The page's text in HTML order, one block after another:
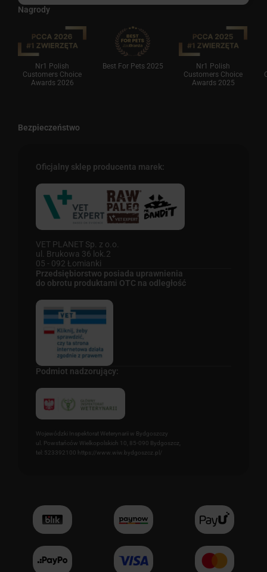
Nagrody
Nr1 Polish
Customers Choice
Awards 2026
Best For Pets 2025
Nr1 Polish
Customers Choice
Awards 2025
Bezpieczeństwo
Oficjalny sklep producenta marek:
VET PLANET Sp. z o.o.
ul. Brukowa 36 lok.2
05 - 092 Łomianki
Przedsiębiorstwo posiada uprawnienia
do obrotu produktami OTC na odległość
Podmiot nadzorujący:
Wojewódzki Inspektorat Weterynarii w Bydgoszczy
ul. Powstańców Wielkopolskich 10, 85-090 Bydgoszcz,
tel: 523392100 https://www.wiw.bydgoszcz.pl/